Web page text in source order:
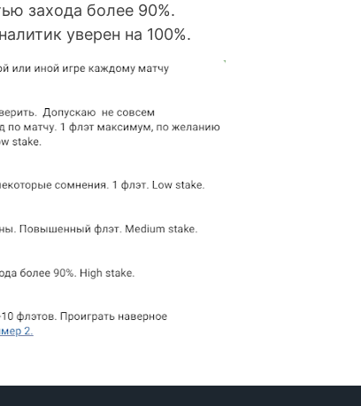
захода более 90%.
уверен на 100%.